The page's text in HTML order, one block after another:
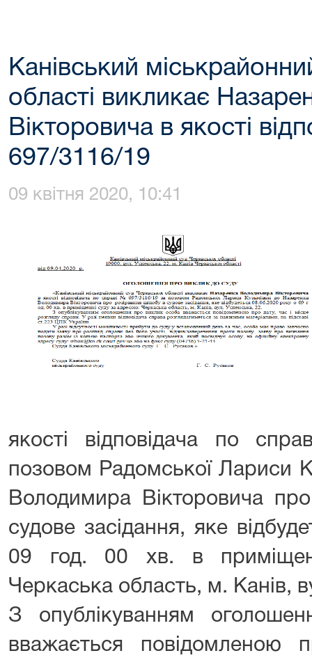
Канівський
області викликає
Вікторовича в якості
697/3116/19
09 квітня 2020, 10:41
якості відповідача по
позовом Радомської Лариси
Володимира Вікторовича
судове засідання, яке
09 год. 00 хв. в
Черкаська область, м. Канів,
З опублікуванням
вважається повідомленою